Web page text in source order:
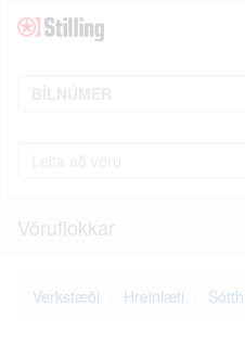
Vöruflokkar
Verkstæði Hreinlæti